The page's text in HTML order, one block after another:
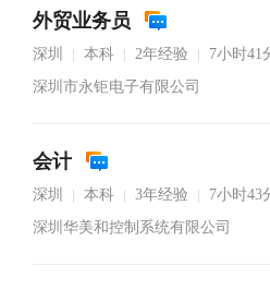
外贸业务员
深圳 本科 2年经验
7小时41
深圳市永钜电子有限公司
会计
深圳 本科 3年经验
7小时43
深圳华美和控制系统有限公司